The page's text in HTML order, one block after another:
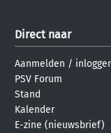
Direct naar
Aanmelden /
PSV Forum
Stand
Kalender
E-zine (nieuwsbrief)